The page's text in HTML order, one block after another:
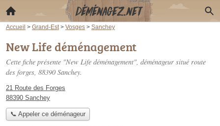
Accueil > Grand-Est > Vosges > Sanchey
New Life déménagement
Cette fiche présente "New Life déménagement", déménageur situé route
des forges, 88390 Sanchey.
21 Route des Forges
88390 Sanchey
📞 Appeler ce déménageur